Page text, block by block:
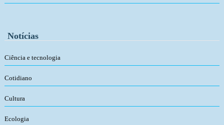
Notícias
Ciência e tecnologia
Cotidiano
Cultura
Ecologia